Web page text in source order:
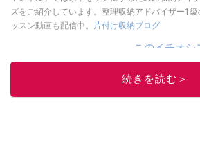
ズをご紹介しています。整理収納アドバイザー1
ッスン動画も配信中。
片付け収納ブログ
このイチオ
続きを読む＞